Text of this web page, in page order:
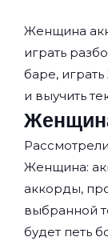
Женщина
играть
баре,
и выучить
Женщина:
аккорды,
выбранной
будет петь